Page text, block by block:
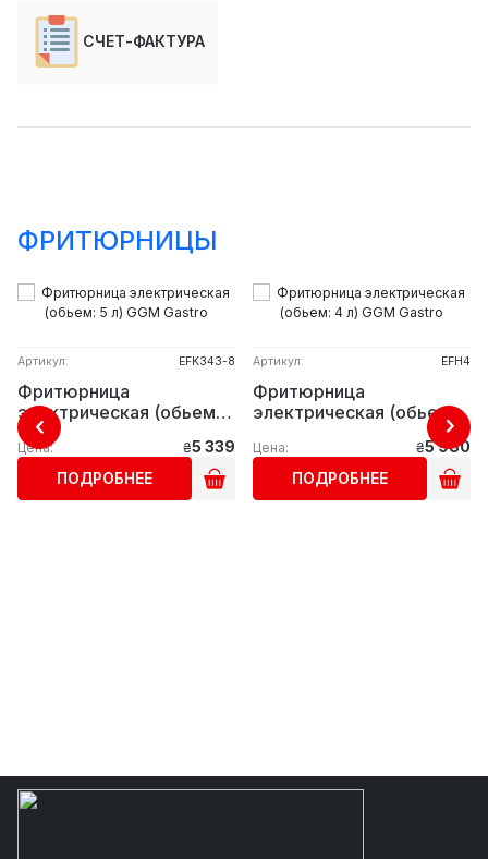
СЧЕТ-ФАКТУРА
ФРИТЮРНИЦЫ
Артикул: EFK343-8
Фритюрница
электрическая (обьем: 5
л) GGM Gastro
Цена: ₴5 339
ПОДРОБНЕЕ
Артикул: EFH4
Фритюрница
электрическая (обьем: 4
Цена: ₴5 980
ПОДРОБНЕЕ